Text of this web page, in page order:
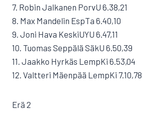
7. Robin Jalkanen PorvU 6.38,21
8. Max Mandelin EspTa 6.40,10
9. Joni Hava KeskiUYU 6.47,11
10. Tuomas Seppälä SäkU 6.50,39
11. Jaakko Hyrkäs LempKi 6.53,04
12. Valtteri Mäenpää LempKi 7.10,78
Erä 2